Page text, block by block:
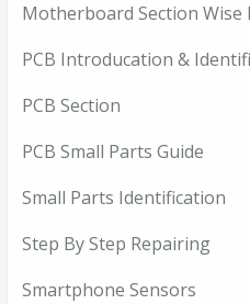
Motherboard Section Wise
PCB Introducation &
PCB Section
PCB Small Parts Guide
Small Parts Identification
Step By Step Repairing
Smartphone Sensors